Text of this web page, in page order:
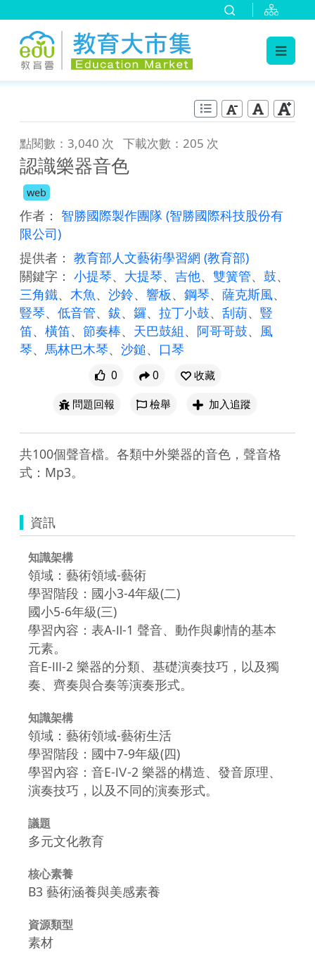
點閱數：3,040 次 下載次數：205 次
認識樂器音色
web
作者： 智勝國際製作團隊 (智勝國際科技股份有
限公司)
提供者： 教育部人文藝術學習網 (教育部)
關鍵字： 小提琴、 大提琴、 吉他、 雙簧管、 鼓、
三角鐵、 木魚、 沙鈴、 響板、 鋼琴、 薩克斯風、
豎琴、 低音管、 鈸、 鑼、 拉丁小鼓、 刮葫、 豎
笛、 橫笛、 節奏棒、 天巴鼓組、 阿哥哥鼓、 風
琴、 馬林巴木琴、 沙鎚、 口琴
0 0
收藏
問題回報
檢舉 加入追蹤
共100個聲音檔。各類中外樂器的音色，聲音格
式：Mp3。
資訊
知識架構
領域：藝術領域-藝術
學習階段：國小3-4年級(二)
國小5-6年級(三)
學習內容：表A-Ⅱ-1 聲音、動作與劇情的基本
元素。
音E-Ⅲ-2 樂器的分類、基礎演奏技巧，以及獨
奏、齊奏與合奏等演奏形式。
知識架構
領域：藝術領域-藝術生活
學習階段：國中7-9年級(四)
學習內容：音E-Ⅳ-2 樂器的構造、發音原理、
演奏技巧，以及不同的演奏形式。
議題
多元文化教育
核心素養
B3 藝術涵養與美感素養
資源類型
素材